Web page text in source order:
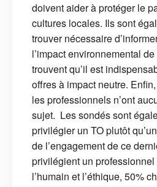
doivent aider à protéger le
cultures locales. Ils sont
trouver nécessaire
l’impact environnemental
trouvent qu’il est
offres à impact neutre.
les professionnels n’ont
sujet. Les sondés sont
privilégier un TO plutôt
de l’engagement de ce
privilégient un
l’humain et l’éthique, 50%